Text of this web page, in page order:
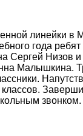
линейки в
года
Сергей Низов
Малышкина.
звонком.